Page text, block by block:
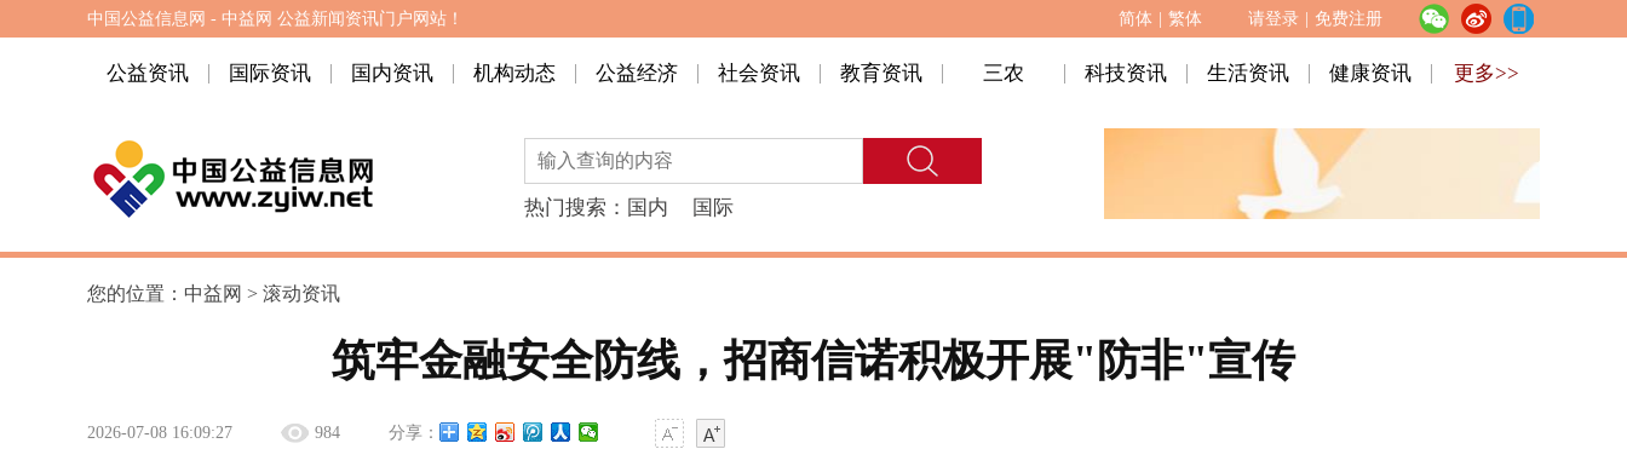
中国公益信息网 - 中益网 公益新闻资讯门户网站！ 简体 繁体 请登录 免费注册
公益资讯 国际资讯 国内资讯 机构动态 公益经济 社会资讯 教育资讯 三农 科技资讯 生活资讯 健康资讯 更多>>
热门搜索： 国内 国际
您的位置： 中益网 > 滚动资讯
筑牢金融安全防线，招商信诺积极开展"防非"宣传
2026-07-08 16:09:27 984 分享：